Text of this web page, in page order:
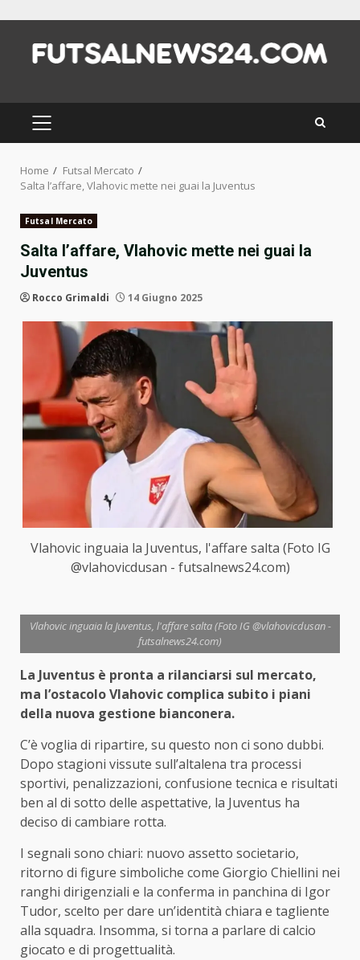
content
PRIMARY
MENU
Home
Futsal Mercato
Salta l’affare, Vlahovic mette nei guai la Juventus
Futsal Mercato
Salta l’affare, Vlahovic mette nei guai la
Juventus
Rocco Grimaldi 14 Giugno 2025
Vlahovic inguaia la Juventus, l'affare salta (Foto IG
@vlahovicdusan - futsalnews24.com)
Vlahovic inguaia la Juventus, l'affare salta (Foto IG @vlahovicdusan -
futsalnews24.com)
La Juventus è pronta a rilanciarsi sul mercato,
ma l’ostacolo Vlahovic complica subito i piani
della nuova gestione bianconera.
C’è voglia di ripartire, su questo non ci sono dubbi.
Dopo stagioni vissute sull’altalena tra processi
sportivi, penalizzazioni, confusione tecnica e risultati
ben al di sotto delle aspettative, la Juventus ha
deciso di cambiare rotta.
I segnali sono chiari: nuovo assetto societario,
ritorno di figure simboliche come Giorgio Chiellini nei
ranghi dirigenziali e la conferma in panchina di Igor
Tudor, scelto per dare un’identità chiara e tagliente
alla squadra. Insomma, si torna a parlare di calcio
giocato e di progettualità.